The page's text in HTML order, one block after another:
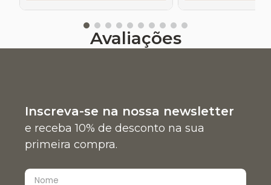
Avaliações
Inscreva-se na nossa newsletter
e receba 10% de desconto na sua
primeira compra.